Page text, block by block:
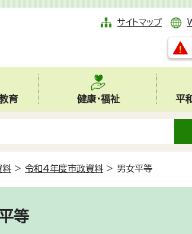
サイトマップ
育 健康・福祉 平
料 > 令和4年度市政資料 > 男女平等
等